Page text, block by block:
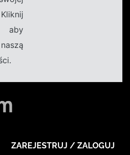
ZAREJESTRUJ / ZALOGUJ